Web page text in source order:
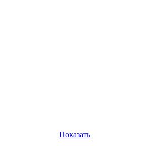
Показать